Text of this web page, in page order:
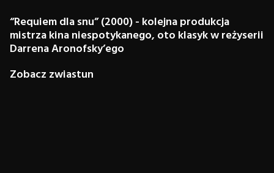
“Requiem dla snu” (2000) - kolejna produkcja
mistrza kina niespotykanego, oto klasyk w reżyserii
Darrena Aronofsky’ego
Zobacz zwiastun